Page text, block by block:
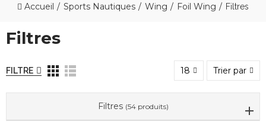
Accueil Sports Nautiques Wing Foil Wing Filtres
Filtres
FILTRE 18 Trier par
Filtres (54 produits)
Bonjour ! Je suis votre expert nautique.